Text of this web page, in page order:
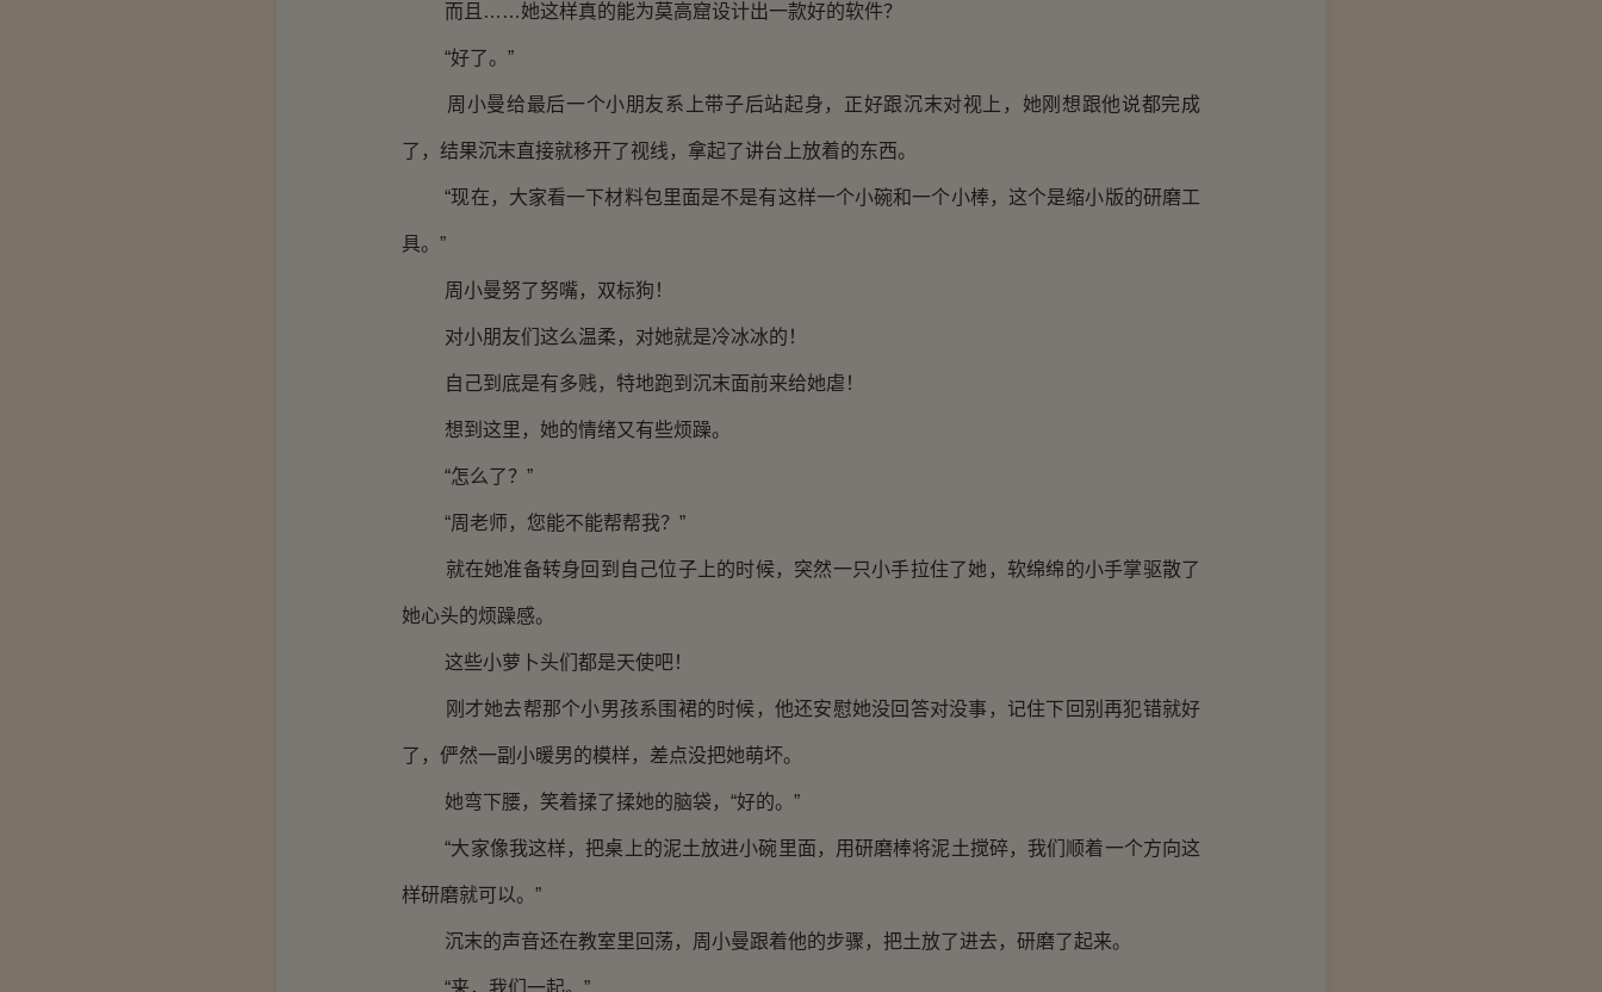
而且……她这样真的能为莫高窟设计出一款好的软件？
“好了。”
周小曼给最后一个小朋友系上带子后站起身，正好跟沉末对视上，她刚想跟他说都完成
了，结果沉末直接就移开了视线，拿起了讲台上放着的东西。
“现在，大家看一下材料包里面是不是有这样一个小碗和一个小棒，这个是缩小版的研磨工
具。”
周小曼努了努嘴，双标狗！
对小朋友们这么温柔，对她就是冷冰冰的！
自己到底是有多贱，特地跑到沉末面前来给她虐！
想到这里，她的情绪又有些烦躁。
“怎么了？”
“周老师，您能不能帮帮我？”
就在她准备转身回到自己位子上的时候，突然一只小手拉住了她，软绵绵的小手掌驱散了
她心头的烦躁感。
这些小萝卜头们都是天使吧！
刚才她去帮那个小男孩系围裙的时候，他还安慰她没回答对没事，记住下回别再犯错就好
了，俨然一副小暖男的模样，差点没把她萌坏。
她弯下腰，笑着揉了揉她的脑袋，“好的。”
“大家像我这样，把桌上的泥土放进小碗里面，用研磨棒将泥土搅碎，我们顺着一个方向这
样研磨就可以。”
沉末的声音还在教室里回荡，周小曼跟着他的步骤，把土放了进去，研磨了起来。
“来，我们一起。”